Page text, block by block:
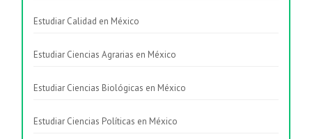
Estudiar Calidad en México
Estudiar Ciencias Agrarias en México
Estudiar Ciencias Biológicas en México
Estudiar Ciencias Políticas en México